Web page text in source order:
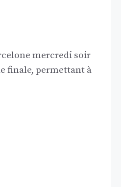
mercredi soir
finale, permettant à